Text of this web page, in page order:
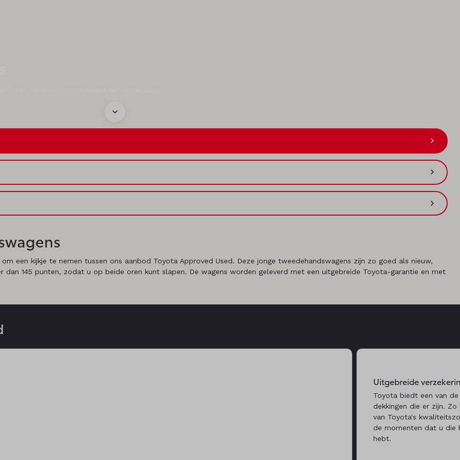
een kijkje te nemen tussen ons aanbod Toyota Approved Used. Deze jonge tweedehandswagens zijn zo goed als nieuw,
145 punten, zodat u op beide oren kunt slapen. De wagens worden geleverd met een uitgebreide Toyota-garantie en met
Uitgebreide
Toyota biedt een van
dekkingen die er zijn.
van Toyota's
de momenten dat u die
hebt.